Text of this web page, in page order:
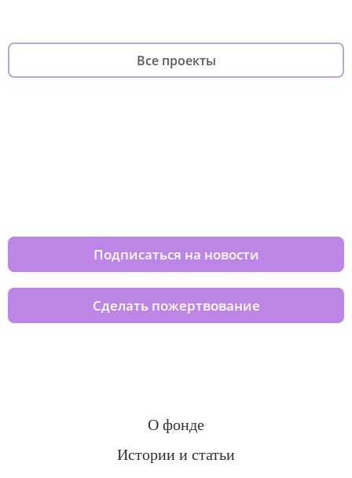
Все проекты
Подписаться на новости
Сделать пожертвование
О фонде
Истории и статьи